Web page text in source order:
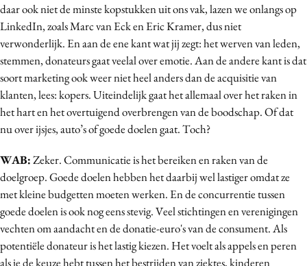
Design
Digital transformation
Diversiteit
Effectiviteit
Gedragsverandering
Influencer marketing
Interne communicatie
Martech
Media
Merkstrategie
PR
Programmatic
Purpose Marketing
daar ook niet de minste kopstukken uit ons vak, lazen we onlangs op
LinkedIn, zoals Marc van Eck en Eric Kramer, dus niet
verwonderlijk. En aan de ene kant wat jij zegt: het werven van leden,
stemmen, donateurs gaat veelal over emotie. Aan de andere kant is dat
soort marketing ook weer niet heel anders dan de acquisitie van
klanten, lees: kopers. Uiteindelijk gaat het allemaal over het raken in
het hart en het overtuigend overbrengen van de boodschap. Of dat
nu over ijsjes, auto’s of goede doelen gaat. Toch?
WAB:Zeker. Communicatie is het bereiken en raken van de
doelgroep. Goede doelen hebben het daarbij wel lastiger omdat ze
met kleine budgetten moeten werken. En de concurrentie tussen
goede doelen is ook nog eens stevig. Veel stichtingen en verenigingen
vechten om aandacht en de donatie-euro's van de consument. Als
potentiële donateur is het lastig kiezen. Het voelt als appels en peren
als je de keuze hebt tussen het bestrijden van ziektes, kinderen